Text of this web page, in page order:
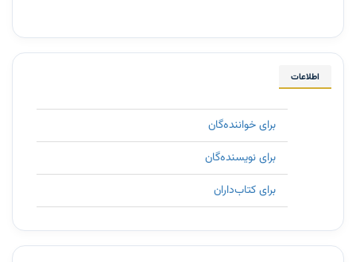
اطلاعات
برای خواننده‌گان
برای نویسنده‌گان
برای کتاب‌داران